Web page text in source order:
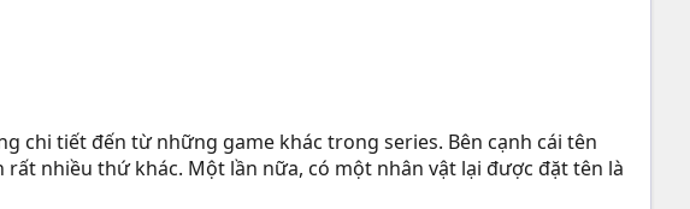
chi tiết đến từ những game khác trong series. Bên cạnh cái tên
nhiều thứ khác. Một lần nữa, có một nhân vật lại được đặt tên là